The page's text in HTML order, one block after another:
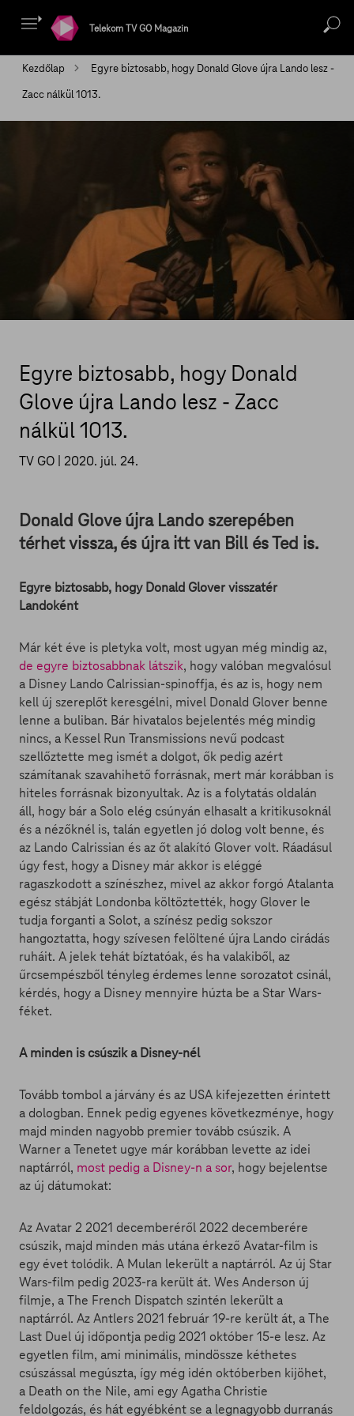
Telekom TV GO Magazin
Kezdőlap
Egyre biztosabb, hogy Donald Glove újra Lando lesz -
Zacc nálkül 1013.
Egyre biztosabb, hogy Donald
Glove újra Lando lesz - Zacc
nálkül 1013.
TV GO | 2020. júl. 24.
Donald Glove újra Lando szerepében
térhet vissza, és újra itt van Bill és Ted is.
Egyre biztosabb, hogy Donald Glover visszatér
Landoként
Már két éve is pletyka volt, most ugyan még mindig az,
de egyre biztosabbnak látszik, hogy valóban megvalósul
a Disney Lando Calrissian-spinoffja, és az is, hogy nem
kell új szereplőt keresgélni, mivel Donald Glover benne
lenne a buliban. Bár hivatalos bejelentés még mindig
nincs, a Kessel Run Transmissions nevű podcast
szellőztette meg ismét a dolgot, ők pedig azért
számítanak szavahihető forrásnak, mert már korábban is
hiteles forrásnak bizonyultak. Az is a folytatás oldalán
áll, hogy bár a Solo elég csúnyán elhasalt a kritikusoknál
és a nézőknél is, talán egyetlen jó dolog volt benne, és
az Lando Calrissian és az őt alakító Glover volt. Ráadásul
úgy fest, hogy a Disney már akkor is eléggé
ragaszkodott a színészhez, mivel az akkor forgó Atalanta
egész stábját Londonba költöztették, hogy Glover le
tudja forganti a Solot, a színész pedig sokszor
hangoztatta, hogy szívesen felöltené újra Lando cirádás
ruháit. A jelek tehát bíztatóak, és ha valakiből, az
űrcsempészből tényleg érdemes lenne sorozatot csinál,
kérdés, hogy a Disney mennyire húzta be a Star Wars-
féket.
A minden is csúszik a Disney-nél
Tovább tombol a járvány és az USA kifejezetten érintett
a dologban. Ennek pedig egyenes következménye, hogy
majd minden nagyobb premier tovább csúszik. A
Warner a Tenetet ugye már korábban levette az idei
naptárról, most pedig a Disney-n a sor, hogy bejelentse
az új dátumokat:
Az Avatar 2 2021 decemberéről 2022 decemberére
csúszik, majd minden más utána érkező Avatar-film is
egy évet tolódik. A Mulan lekerült a naptárról. Az új Star
Wars-film pedig 2023-ra került át. Wes Anderson új
filmje, a The French Dispatch szintén lekerült a
naptárról. Az Antlers 2021 február 19-re került át, a The
Last Duel új időpontja pedig 2021 október 15-e lesz. Az
egyetlen film, ami minimális, mindössze kéthetes
csúszással megúszta, így még idén októberben kijöhet,
a Death on the Nile, ami egy Agatha Christie
feldolgozás, és hát egyébként se a legnagyobb durranás